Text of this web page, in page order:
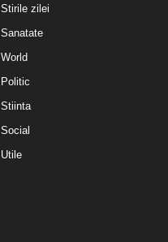
Stirile zilei
Sanatate
World
Politic
Stiinta
Social
Utile